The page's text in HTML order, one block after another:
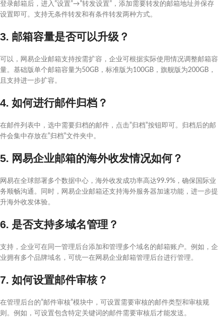
登录邮箱后，进入”设置”→”转发设置”，添加需要转发的邮箱地址并保存
设置即可。支持无条件转发和有条件转发两种方式。
3. 邮箱容量是否可以升级？
可以，网易企业邮箱支持按需扩容，企业可根据实际使用情况调整邮箱容
量。基础版单个邮箱容量为50GB，标准版为100GB，旗舰版为200GB，
且支持进一步扩容。
4. 如何进行邮件归档？
在邮件列表中，选中需要归档的邮件，点击”归档”按钮即可。归档后的邮
件会集中存放在”归档”文件夹中。
5. 网易企业邮箱的海外收发情况如何？
网易在全球部署多个数据中心，海外收发成功率高达99.9%，确保国际业
务顺畅沟通。同时，网易企业邮箱还支持海外服务器加速功能，进一步提
升海外收发体验。
6. 是否支持多域名管理？
支持，企业可在同一管理后台添加和管理多个域名的邮箱账户。例如，企
业拥有多个品牌域名，可统一在网易企业邮箱管理后台进行管理。
7. 如何设置邮件审核？
在管理后台的”邮件审核”模块中，可设置需要审核的邮件类型和审核规
则。例如，可设置包含特定关键词的邮件需要审核后才能发送。